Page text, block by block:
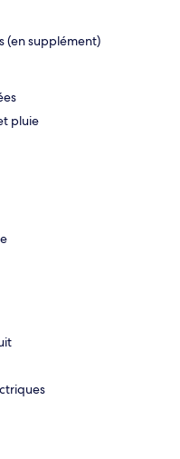
(en supplément)
pluie